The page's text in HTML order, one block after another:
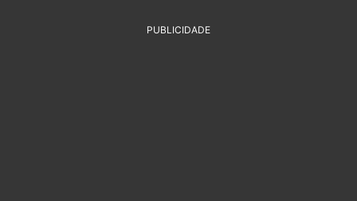
PUBLICIDADE